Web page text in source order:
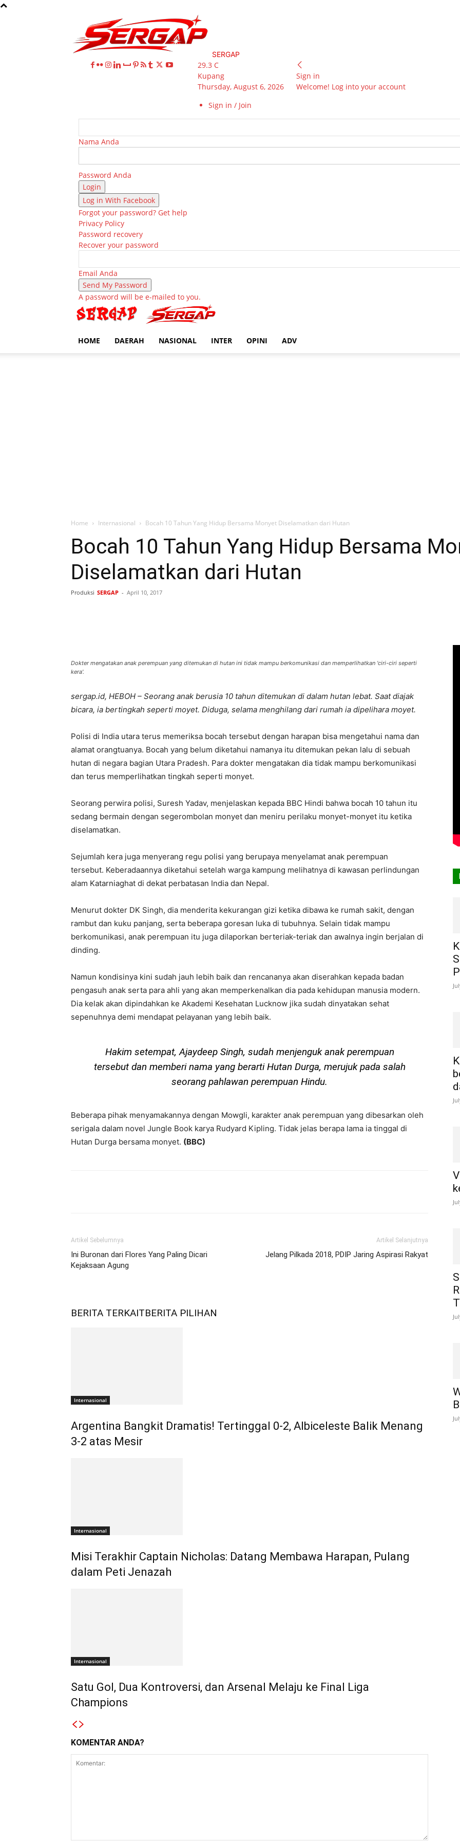
SERGAP
29.3 C
Kupang
Thursday, August 6, 2026
Sign in / Join
Sign in
Welcome! Log into your account
Nama Anda
Password Anda
Log in With Facebook
Forgot your password? Get help
Privacy Policy
Password recovery
Recover your password
Email Anda
A password will be e-mailed to you.
HOME DAERAH NASIONAL INTER OPINI ADV
Home Internasional Bocah 10 Tahun Yang Hidup Bersama Monyet Diselamatkan dari Hutan
Bocah 10 Tahun Yang Hidup Bersama
Diselamatkan dari Hutan
Produksi SERGAP - April 10, 2017
Dokter mengatakan anak perempuan yang ditemukan di hutan ini tidak mampu berkomunikasi dan memperlihatkan 'ciri-ciri seperti
kera'.
sergap.id, HEBOH – Seorang anak berusia 10 tahun ditemukan di dalam hutan lebat. Saat diajak
bicara, ia bertingkah seperti moyet. Diduga, selama menghilang dari rumah ia dipelihara moyet.
Polisi di India utara terus memeriksa bocah tersebut dengan harapan bisa mengetahui nama dan
alamat orangtuanya. Bocah yang belum diketahui namanya itu ditemukan pekan lalu di sebuah
hutan di negara bagian Utara Pradesh. Para dokter mengatakan dia tidak mampu berkomunikasi
dan terus memperlihatkan tingkah seperti monyet.
Seorang perwira polisi, Suresh Yadav, menjelaskan kepada BBC Hindi bahwa bocah 10 tahun itu
sedang bermain dengan segerombolan monyet dan meniru perilaku monyet-monyet itu ketika
diselamatkan.
Sejumlah kera juga menyerang regu polisi yang berupaya menyelamat anak perempuan
tersebut. Keberadaannya diketahui setelah warga kampung melihatnya di kawasan perlindungan
alam Katarniaghat di dekat perbatasan India dan Nepal.
Menurut dokter DK Singh, dia menderita kekurangan gizi ketika dibawa ke rumah sakit, dengan
rambut dan kuku panjang, serta beberapa goresan luka di tubuhnya. Selain tidak mampu
berkomunikasi, anak perempuan itu juga dilaporkan berteriak-teriak dan awalnya ingin berjalan di
dinding.
Namun kondisinya kini sudah jauh lebih baik dan rencananya akan diserahkan kepada badan
pengasuh anak serta para ahli yang akan memperkenalkan dia pada kehidupan manusia modern.
Dia kelak akan dipindahkan ke Akademi Kesehatan Lucknow jika sudah dinyatakan sehat
sepenuhnya demi mendapat pelayanan yang lebih baik.
Hakim setempat, Ajaydeep Singh, sudah menjenguk anak perempuan
tersebut dan memberi nama yang berarti Hutan Durga, merujuk pada salah
seorang pahlawan perempuan Hindu.
Beberapa pihak menyamakannya dengan Mowgli, karakter anak perempuan yang dibesarkan oleh
serigala dalam novel Jungle Book karya Rudyard Kipling. Tidak jelas berapa lama ia tinggal di
Hutan Durga bersama monyet. (BBC)
Artikel Sebelumnya
Ini Buronan dari Flores Yang Paling Dicari
Kejaksaan Agung
Artikel Selanjutnya
Jelang Pilkada 2018, PDIP Jaring Aspirasi Rakyat
BERITA TERKAITBERITA PILIHAN
Internasional
Argentina Bangkit Dramatis! Tertinggal 0-2, Albiceleste Balik Menang
3-2 atas Mesir
Internasional
Misi Terakhir Captain Nicholas: Datang Membawa Harapan, Pulang
dalam Peti Jenazah
Internasional
Satu Gol, Dua Kontroversi, dan Arsenal Melaju ke Final Liga
Champions
KOMENTAR ANDA?